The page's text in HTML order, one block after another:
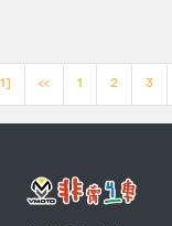
<< 1 2 3